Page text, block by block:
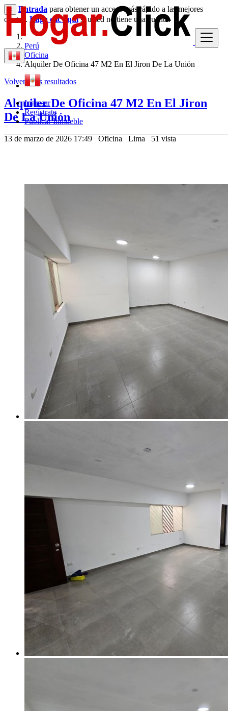
Ingresar
Regístrate
Publicar Inmueble
× Entrada para obtener un acceso más rápido a las mejores
ofertas. Haga clic aquísi usted no tiene una cuenta.
Perú
Oficina
Alquiler De Oficina 47 M2 En El Jiron De La Unión
Volver a los resultados
Alquiler De Oficina 47 M2 En El Jiron
De La Unión
13 de marzo de 2026 17:49 Oficina Lima 51 vista